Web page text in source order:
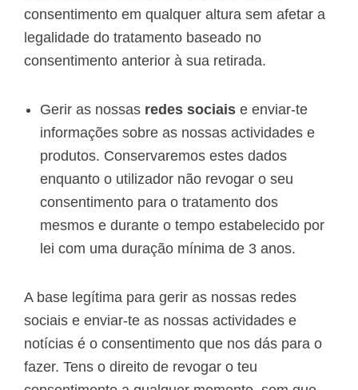
consentimento em qualquer altura sem afetar a
legalidade do tratamento baseado no
consentimento anterior à sua retirada.
Gerir as nossas redes sociais e enviar-te
informações sobre as nossas actividades e
produtos. Conservaremos estes dados
enquanto o utilizador não revogar o seu
consentimento para o tratamento dos
mesmos e durante o tempo estabelecido por
lei com uma duração mínima de 3 anos.
A base legítima para gerir as nossas redes
sociais e enviar-te as nossas actividades e
notícias é o consentimento que nos dás para o
fazer. Tens o direito de revogar o teu